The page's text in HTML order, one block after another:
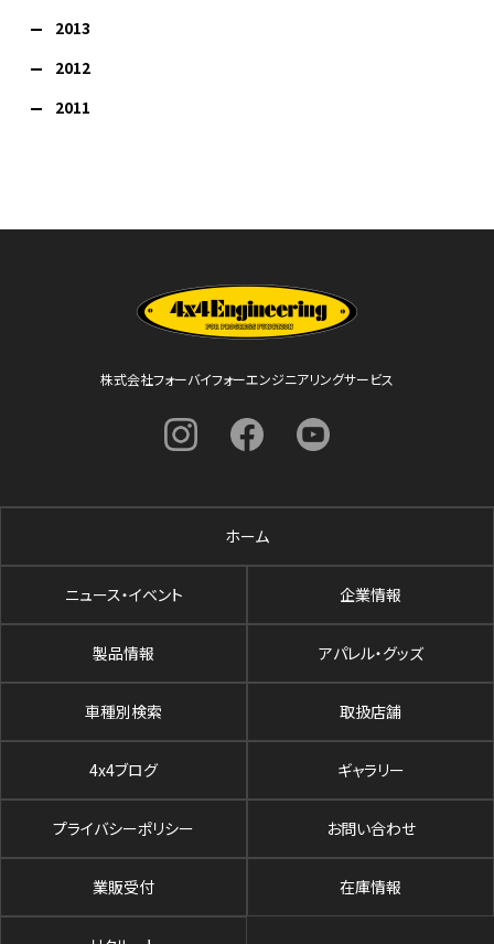
2013
2012
2011
株式会社フォーバイフォーエンジニアリングサービス
ホーム
ニュース・イベント 企業情報
製品情報 アパレル・グッズ
車種別検索 取扱店舗
4x4ブログ ギャラリー
プライバシーポリシー お問い合わせ
業販受付 在庫情報